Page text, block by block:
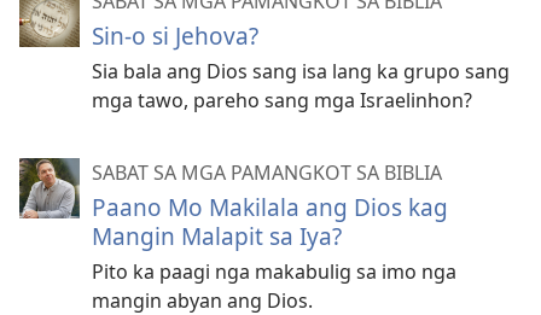
Sin-o si Jehova?
Sia bala ang Dios sang isa lang ka grupo sang
mga tawo, pareho sang mga Israelinhon?
SABAT SA MGA PAMANGKOT SA BIBLIA
Paano Mo Makilala ang Dios kag
Mangin Malapit sa Iya?
Pito ka paagi nga makabulig sa imo nga
mangin abyan ang Dios.